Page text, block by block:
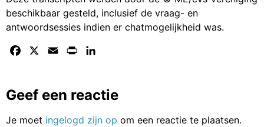
beschikbaar gesteld, inclusief de vraag- en
antwoordsessies indien er chatmogelijkheid was.
Facebook Email Print
Geef een reactie
Je moet ingelogd zijn op om een reactie te plaatsen.